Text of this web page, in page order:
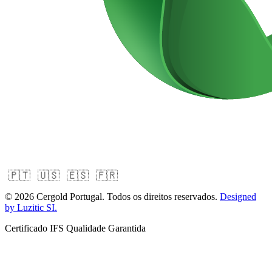
🇵🇹 🇺🇸 🇪🇸 🇫🇷
© 2026 Cergold Portugal. Todos os direitos reservados. Designed
by Luzitic SI.
Certificado IFS Qualidade Garantida